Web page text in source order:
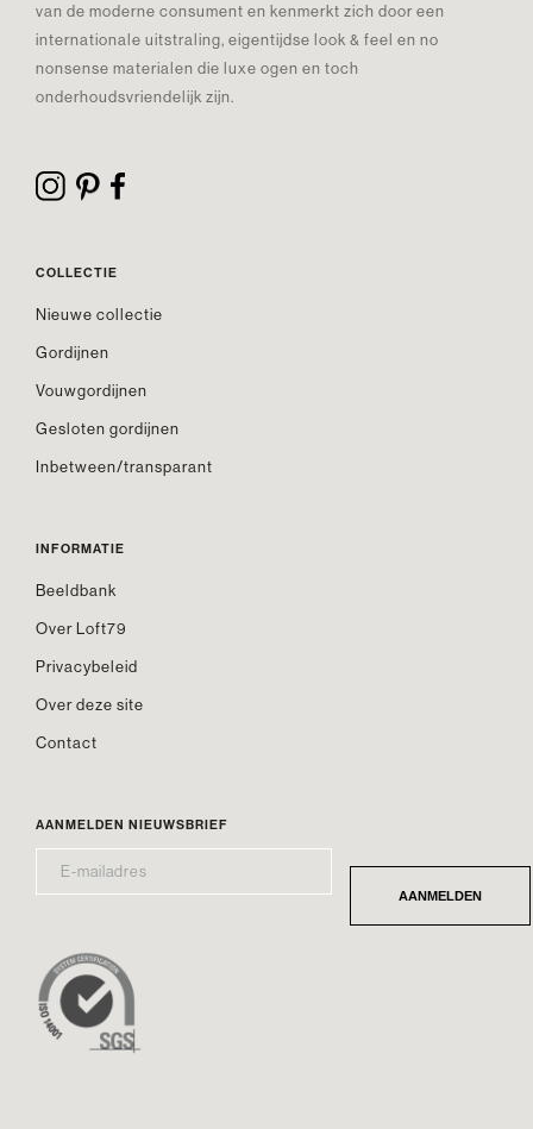
van de moderne consument en kenmerkt zich door een
internationale uitstraling, eigentijdse look & feel en no
nonsense materialen die luxe ogen en toch
onderhoudsvriendelijk zijn.
COLLECTIE
Nieuwe collectie
Gordijnen
Vouwgordijnen
Gesloten gordijnen
Inbetween/transparant
INFORMATIE
Beeldbank
Over Loft79
Privacybeleid
Over deze site
Contact
AANMELDEN NIEUWSBRIEF
MAILADRES* AANMELDEN